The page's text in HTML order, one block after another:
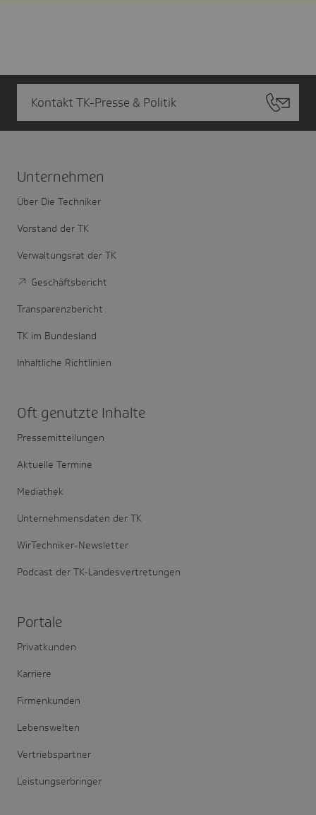
Kontakt TK-Presse & Politik
Unter­nehmen
Über Die Techniker
Vorstand der TK
Verwaltungsrat der TK
Geschäftsbericht
Transparenzbericht
TK im Bundesland
Inhaltliche Richtlinien
Oft genutzte Inhalte
Pressemitteilungen
Aktuelle Termine
Mediathek
Unternehmensdaten der TK
WirTechniker-Newsletter
Podcast der TK-Landesvertretungen
Portale
Privatkunden
Karriere
Firmenkunden
Lebenswelten
Vertriebspartner
Leistungserbringer